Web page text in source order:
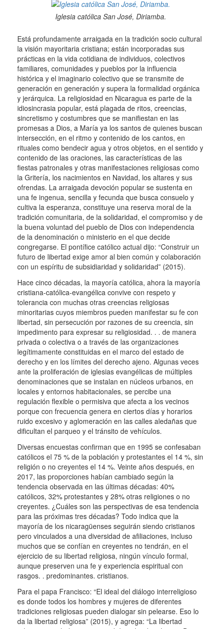
Iglesia católica San José, Diriamba.
Está profundamente arraigada en la tradición socio cultural
la visión mayoritaria cristiana; están incorporadas sus
prácticas en la vida cotidiana de individuos, colectivos
familiares, comunidades y pueblos por la influencia
histórica y el imaginario colectivo que se transmite de
generación en generación y supera la formalidad orgánica
y jerárquica. La religiosidad en Nicaragua es parte de la
idiosincrasia popular, está plagada de ritos, creencias,
sincretismo y costumbres que se manifiestan en las
promesas a Dios, a María ya los santos de quienes buscan
intersección, en el ritmo y contenido de los cantos, en
rituales como bendecir agua y otros objetos, en el sentido y
contenido de las oraciones, las características de las
fiestas patronales y otras manifestaciones religiosas como
la Gritería, los nacimientos en Navidad, los altares y sus
ofrendas. La arraigada devoción popular se sustenta en
una fe ingenua, sencilla y fecunda que busca consuelo y
cultiva la esperanza, constituye una reserva moral de la
tradición comunitaria, de la solidaridad, el compromiso y de
la buena voluntad del pueblo de Dios con independencia
de la denominación o ministerio en el que decide
congregarse. El pontífice católico actual dijo: “Construir un
futuro de libertad exige amor al bien común y colaboración
con un espíritu de subsidiaridad y solidaridad” (2015).
Hace cinco décadas, la mayoría católica, ahora la mayoría
cristiana-católica-evangélica convive con respeto y
tolerancia con muchas otras creencias religiosas
minoritarias cuyos miembros pueden manifestar su fe con
libertad, sin persecución por razones de su creencia, sin
impedimento para expresar su religiosidad. . . de manera
privada o colectiva o a través de las organizaciones
legítimamente constituidas en el marco del estado de
derecho y en los límites del derecho ajeno. Algunas veces
ante la proliferación de iglesias evangélicas de múltiples
denominaciones que se instalan en núcleos urbanos, en
locales y entornos habitacionales, se percibe una
regulación flexible o permisiva que afecta a los vecinos
porque con frecuencia genera en ciertos días y horarios
ruido excesivo y aglomeración en las calles aledañas que
dificultan el parqueo y el tránsito de vehículos.
Diversas encuestas confirman que en 1995 se confesaban
católicos el 75 % de la población y protestantes el 14 %, sin
religión o no creyentes el 14 %. Veinte años después, en
2017, las proporciones habían cambiado según la
tendencia observada en las últimas décadas: 40%
católicos, 32% protestantes y 28% otras religiones o no
creyentes. ¿Cuáles son las perspectivas de esa tendencia
para las próximas tres décadas? Todo indica que la
mayoría de los nicaragüenses seguirán siendo cristianos
pero vinculados a una diversidad de afiliaciones, incluso
muchos que se confían en creyentes no tendrán, en el
ejercicio de su libertad religiosa, ningún vínculo formal,
aunque preserven una fe y experiencia espiritual con
rasgos. . predominantes. cristianos.
Para el papa Francisco: “El ideal del diálogo interreligioso
es donde todos los hombres y mujeres de diferentes
tradiciones religiosas pueden dialogar sin pelearse. Eso lo
da la libertad religiosa” (2015), y agrega: “La libertad